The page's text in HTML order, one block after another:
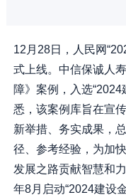
12月28日，人民网
式上线。中信保诚人
障》案例，入选
悉，该案例库旨在宣
新举措、务实成果，
径、参考经验，为加
发展之路贡献智慧和
年8月启动“2024建设